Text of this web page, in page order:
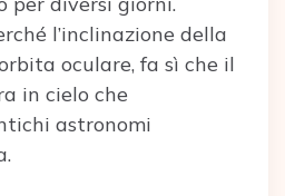
l’inclinazione della
oculare, fa sì che il
in cielo che
astronomi